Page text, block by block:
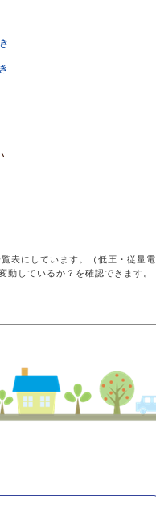
表にしています。（低圧・従量電
しているか？を確認できます。